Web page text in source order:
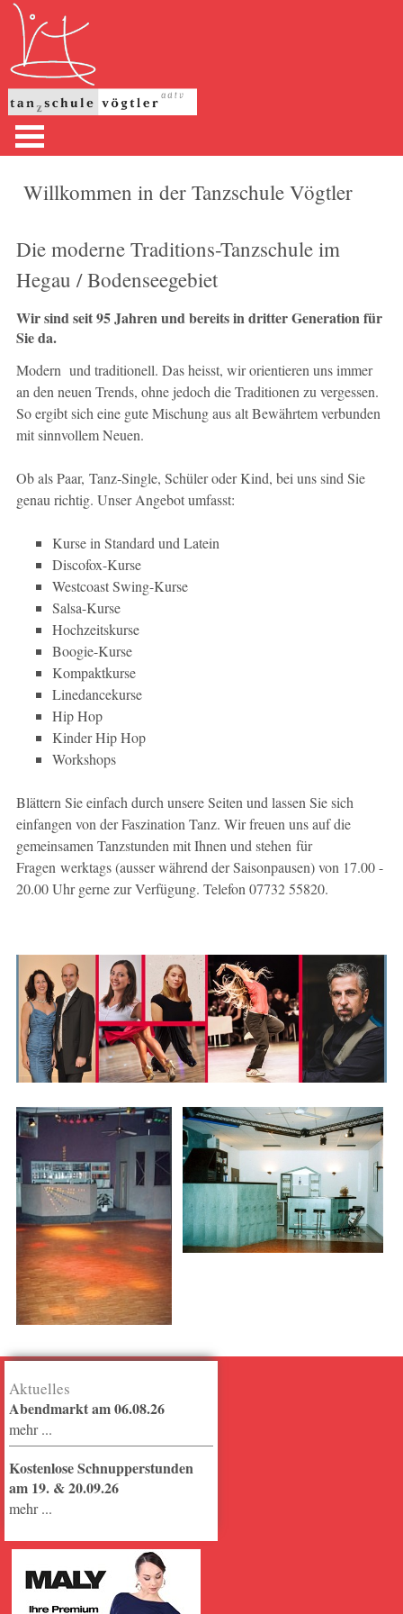
Willkommen in der Tanzschule Vögtler
Die moderne Traditions-Tanzschule im
Hegau / Bodenseegebiet
Wir sind seit 95 Jahren und bereits in dritter Generation für
Sie da.
Modern und traditionell. Das heisst, wir orientieren uns immer
an den neuen Trends, ohne jedoch die Traditionen zu vergessen.
So ergibt sich eine gute Mischung aus alt Bewährtem verbunden
mit sinnvollem Neuen.
Ob als Paar, Tanz-Single, Schüler oder Kind, bei uns sind Sie
genau richtig. Unser Angebot umfasst:
Kurse in Standard und Latein
Discofox-Kurse
Westcoast Swing-Kurse
Salsa-Kurse
Hochzeitskurse
Boogie-Kurse
Kompaktkurse
Linedancekurse
Hip Hop
Kinder Hip Hop
Workshops
Blättern Sie einfach durch unsere Seiten und lassen Sie sich
einfangen von der Faszination Tanz. Wir freuen uns auf die
gemeinsamen Tanzstunden mit Ihnen und stehen für
Fragen werktags (ausser während der Saisonpausen) von 17.00 -
20.00 Uhr gerne zur Verfügung. Telefon 07732 55820.
Aktuelles
Abendmarkt am 06.08.26
mehr ...
Kostenlose Schnupperstunden
am 19. & 20.09.26
mehr ...